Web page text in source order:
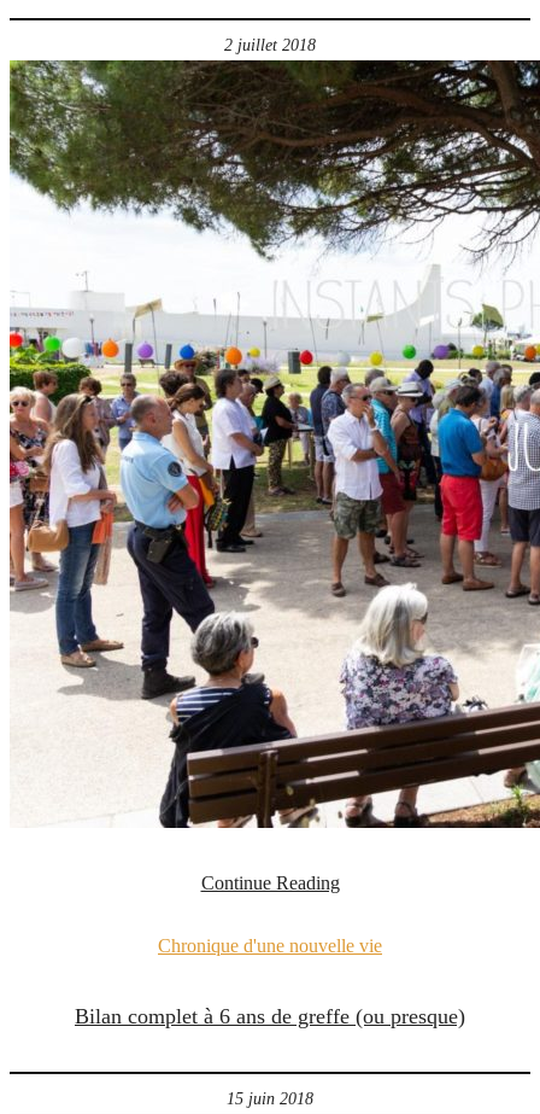
2 juillet 2018
Continue Reading
Chronique d'une nouvelle vie
Bilan complet à 6 ans de greffe (ou presque)
15 juin 2018